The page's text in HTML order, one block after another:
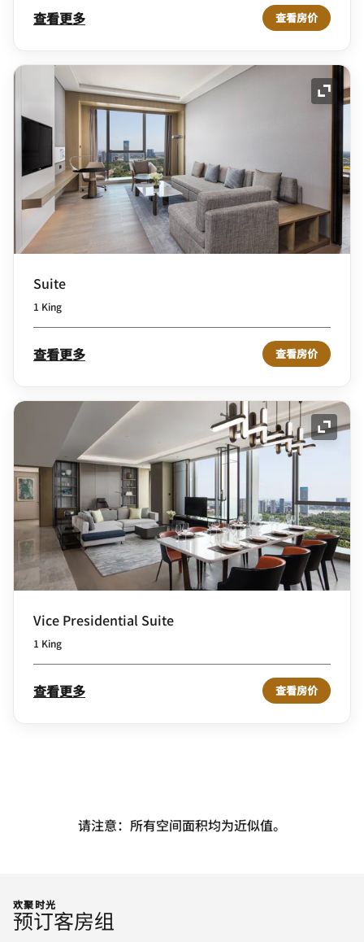
查看更多 查看房价
展开
Suite
1 King
查看更多 查看房价
展开
Vice Presidential Suite
1 King
查看更多 查看房价
请注意：所有空间面积均为近似值。
欢聚时光
预订客房组